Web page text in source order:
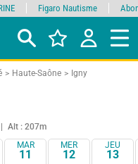
Haute-Saône Igny
Alt : 207m
MAR
11
MER
12
JEU
13
Figaro Nautisme